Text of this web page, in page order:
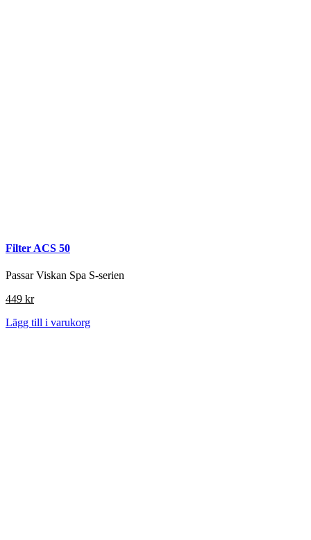
Filter ACS 50
Passar Viskan Spa S-serien
449 kr
Lägg till i varukorg